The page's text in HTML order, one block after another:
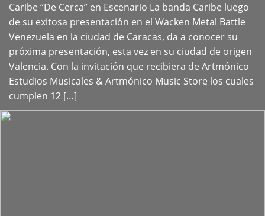
Caribe “De Cerca” en Escenario La banda Caribe luego
de su exitosa presentación en el Wacken Metal Battle
Venezuela en la ciudad de Caracas, da a conocer su
próxima presentación, esta vez en su ciudad de origen
Valencia. Con la invitación que recibiera de Artmónico
Estudios Musicales & Artmónico Music Store los cuales
cumplen 12 […]
+